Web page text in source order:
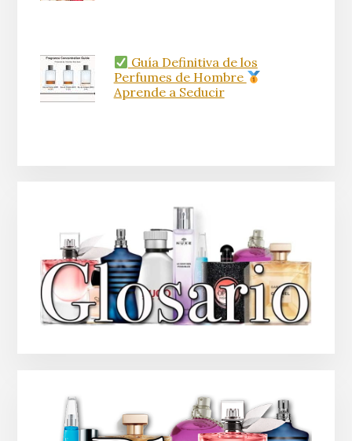
Guía Definitiva de los
Perfumes de Hombre
Aprende a Seducir